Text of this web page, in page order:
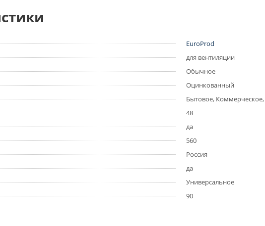
EuroProd
для вентиляции
Обычное
Оцинкованный
Бытовое,
48
да
560
Россия
да
Универсальное
90